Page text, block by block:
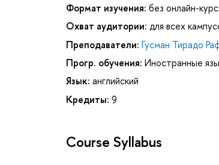
Формат изучения: без онлайн-
Охват аудитории: для всех
Преподаватели: Гусман Тирадо
Прогр. обучения: Иностранные
Язык: английский
Кредиты: 9
Course Syllabus